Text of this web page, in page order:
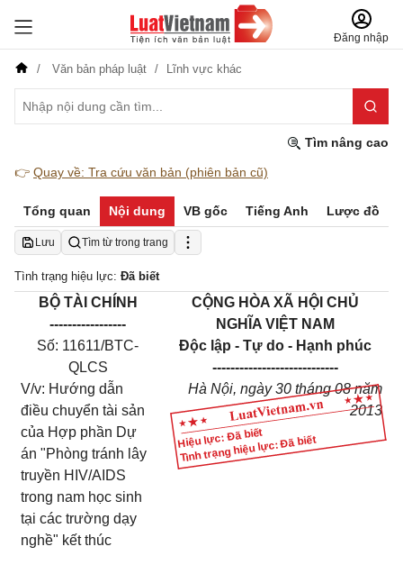
Đăng nhập
Văn bản pháp luật Lĩnh vực khác
Tìm nâng cao
👉 Quay về: Tra cứu văn bản (phiên bản cũ)
Tổng quan Nội dung VB gốc Tiếng Anh Lược đồ
Lưu Tìm từ trong trang
Tình trạng hiệu lực: Đã biết
Hiệu lực: Đã biết
Tình trạng hiệu lực: Đã biết
BỘ TÀI CHÍNH
-----------------
Số: 11611/BTC-
QLCS
V/v: Hướng dẫn
điều chuyển tài sản
của Hợp phần Dự
án "Phòng tránh lây
truyền HIV/AIDS
trong nam học sinh
tại các trường dạy
nghề" kết thúc
CỘNG HÒA XÃ HỘI CHỦ
NGHĨA VIỆT NAM
Độc lập - Tự do - Hạnh phúc
----------------------------
Hà Nội, ngày 30 tháng 08 năm
2013